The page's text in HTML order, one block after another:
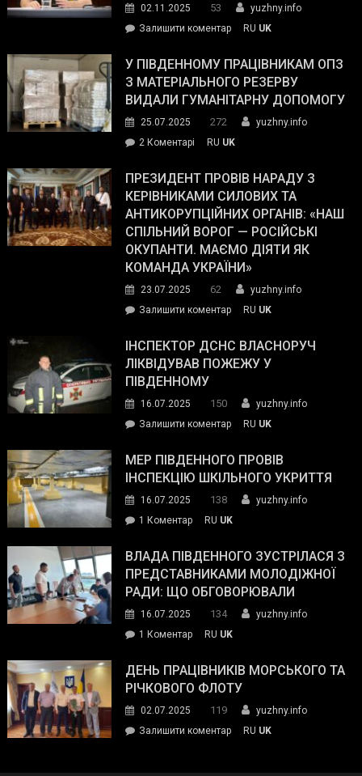
02.11.2025 53
yuzhny.info
Залишити коментарon
завойовує
симпатії
виборців
The
Street
Journal.
RU UK
У ПІВДЕННОМУ ПРАЦІВНИКАМ ОПЗ
З МАТЕРІАЛЬНОГО РЕЗЕРВУ
ВИДАЛИ ГУМАНІТАРНУ ДОПОМОГУ
25.07.2025 272
yuzhny.info
2 Коментарі
Південному
працівникам
ОПЗ
з
матеріального
резерву
гуманітарну
допомогу
RU UK
ПРЕЗИДЕНТ ПРОВІВ НАРАДУ З
КЕРІВНИКАМИ СИЛОВИХ ТА
АНТИКОРУПЦІЙНИХ ОРГАНІВ: «НАШ
СПІЛЬНИЙ ВОРОГ — РОСІЙСЬКІ
ОКУПАНТИ. МАЄМО ДІЯТИ ЯК
КОМАНДА УКРАЇНИ»
23.07.2025 62
yuzhny.info
Залишити коментарon
провів
нараду
силових
та
органів:
«Наш
спільний
окупанти.
Маємо
діяти
команда
RU UK
ІНСПЕКТОР ДСНС ВЛАСНОРУЧ
ЛІКВІДУВАВ ПОЖЕЖУ У
ПІВДЕННОМУ
16.07.2025 150
yuzhny.info
Залишити коментарon
ДСНС
власноруч
пожежу
у
RU UK
МЕР ПІВДЕННОГО ПРОВІВ
ІНСПЕКЦІЮ ШКІЛЬНОГО УКРИТТЯ
16.07.2025 138
yuzhny.info
1 Коментардо
Південного
провів
інспекцію
укриття
RU UK
ВЛАДА ПІВДЕННОГО ЗУСТРІЛАСЯ З
ПРЕДСТАВНИКАМИ МОЛОДІЖНОЇ
РАДИ: ЩО ОБГОВОРЮВАЛИ
16.07.2025 134
yuzhny.info
1 Коментардо
Південного
зустрілася
представниками
молодіжної
RU UK
ДЕНЬ ПРАЦІВНИКІВ МОРСЬКОГО ТА
РІЧКОВОГО ФЛОТУ
02.07.2025 119
yuzhny.info
Залишити коментарon
RU UK